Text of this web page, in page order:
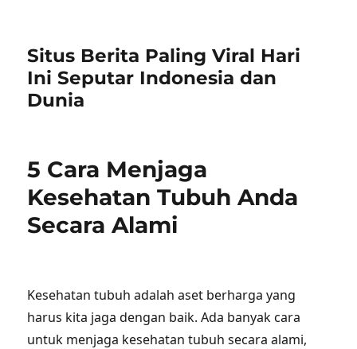
Situs Berita Paling Viral Hari
Ini Seputar Indonesia dan
Dunia
5 Cara Menjaga
Kesehatan Tubuh Anda
Secara Alami
Kesehatan tubuh adalah aset berharga yang
harus kita jaga dengan baik. Ada banyak cara
untuk menjaga kesehatan tubuh secara alami,